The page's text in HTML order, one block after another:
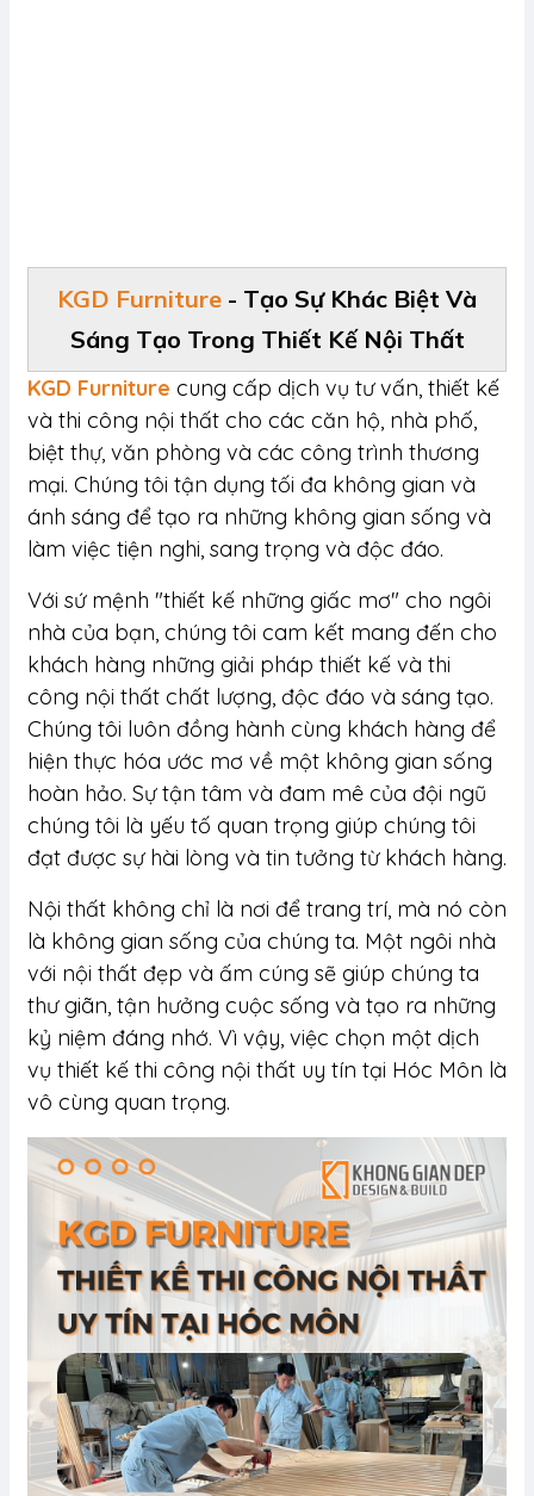
KGD Furniture - Tạo Sự Khác Biệt Và
Sáng Tạo Trong Thiết Kế Nội Thất
KGD Furniture cung cấp dịch vụ tư vấn, thiết kế
và thi công nội thất cho các căn hộ, nhà phố,
biệt thự, văn phòng và các công trình thương
mại. Chúng tôi tận dụng tối đa không gian và
ánh sáng để tạo ra những không gian sống và
làm việc tiện nghi, sang trọng và độc đáo.
Với sứ mệnh "thiết kế những giấc mơ" cho ngôi
nhà của bạn, chúng tôi cam kết mang đến cho
khách hàng những giải pháp thiết kế và thi
công nội thất chất lượng, độc đáo và sáng tạo.
Chúng tôi luôn đồng hành cùng khách hàng để
hiện thực hóa ước mơ về một không gian sống
hoàn hảo. Sự tận tâm và đam mê của đội ngũ
chúng tôi là yếu tố quan trọng giúp chúng tôi
đạt được sự hài lòng và tin tưởng từ khách hàng.
Nội thất không chỉ là nơi để trang trí, mà nó còn
là không gian sống của chúng ta. Một ngôi nhà
với nội thất đẹp và ấm cúng sẽ giúp chúng ta
thư giãn, tận hưởng cuộc sống và tạo ra những
kỷ niệm đáng nhớ. Vì vậy, việc chọn một dịch
vụ thiết kế thi công nội thất uy tín tại Hóc Môn là
vô cùng quan trọng.